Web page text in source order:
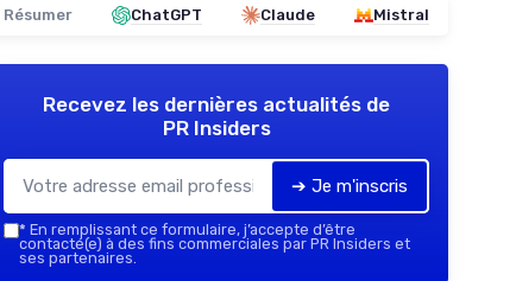
Résumer ChatGPT Claude Mistral
Recevez les dernières actualités de
PR Insiders
➔ Je m'inscris
* En remplissant ce formulaire, j’accepte d’être
contacté(e) à des fins commerciales par PR Insiders et
ses partenaires.